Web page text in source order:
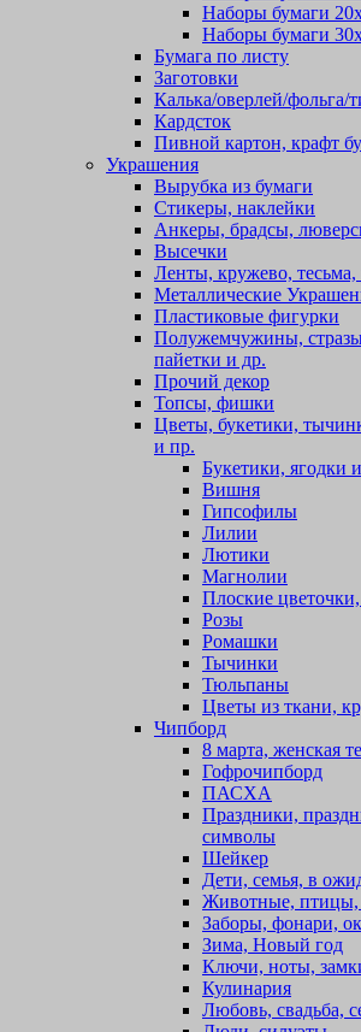
Наборы бумаги
Наборы бумаги
Бумага по листу
Заготовки
Калька/оверлей/фольга/
Кардсток
Пивной картон, крафт
Украшения
Вырубка из бумаги
Стикеры, наклейки
Анкеры, брадсы,
Высечки
Ленты, кружево,
Металлические
Пластиковые фигурки
Полужемчужины,
пайетки и др.
Прочий декор
Топсы, фишки
Цветы, букетики,
и пр.
Букетики, ягодки
Вишня
Гипсофилы
Лилии
Лютики
Магнолии
Плоские
Розы
Ромашки
Тычинки
Тюльпаны
Цветы из ткани,
Чипборд
8 марта, женская
Гофрочипборд
ПАСХА
Праздники,
символы
Шейкер
Дети, семья, в
Животные, птицы,
Заборы, фонари,
Зима, Новый год
Ключи, ноты,
Кулинария
Любовь, свадьба,